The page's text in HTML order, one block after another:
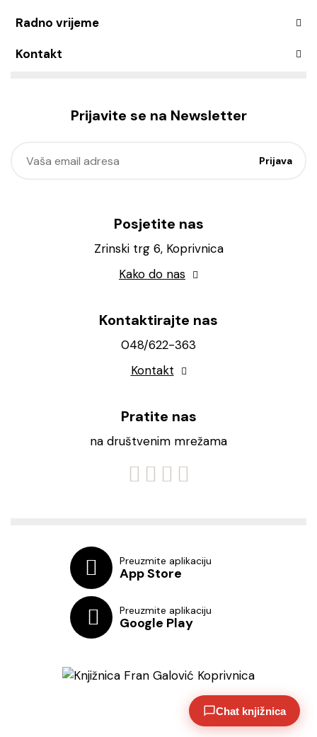
Radno vrijeme
Kontakt
Prijavite se na Newsletter
Posjetite nas
Zrinski trg 6, Koprivnica
Kako do nas
Kontaktirajte nas
048/622-363
Kontakt
Pratite nas
na društvenim mrežama
Preuzmite aplikaciju
App Store
Preuzmite aplikaciju
Google Play
Chat knjižnica